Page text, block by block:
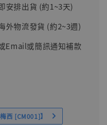
安排出貨 (約1~3天)
外物流發貨 (約2~3週)
Email或簡訊通知補款
西 [CM001]】